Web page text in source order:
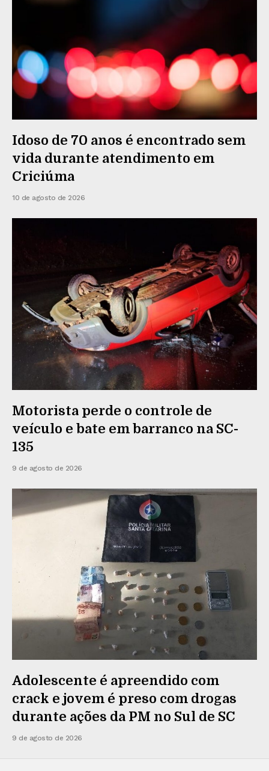
Idoso de 70 anos é encontrado sem
vida durante atendimento em
Criciúma
10 de agosto de 2026
Motorista perde o controle de
veículo e bate em barranco na SC-
135
9 de agosto de 2026
Adolescente é apreendido com
crack e jovem é preso com drogas
durante ações da PM no Sul de SC
9 de agosto de 2026